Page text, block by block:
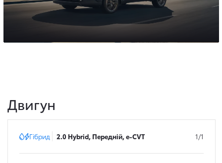
Двигун
Гібрид 2.0 Hybrid, Передній, e-CVT 1/1